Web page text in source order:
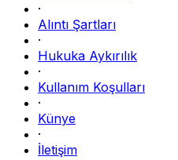
·
Alıntı Şartları
·
Hukuka Aykırılık
·
Kullanım Koşulları
·
Künye
·
İletişim